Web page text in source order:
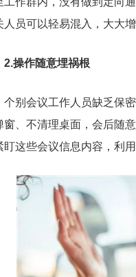
人员可以轻易混入，大大
2.操作随意埋祸根
个别会议工作人员缺乏保
窗、不清理桌面，会后随
盯这些会议信息内容，利